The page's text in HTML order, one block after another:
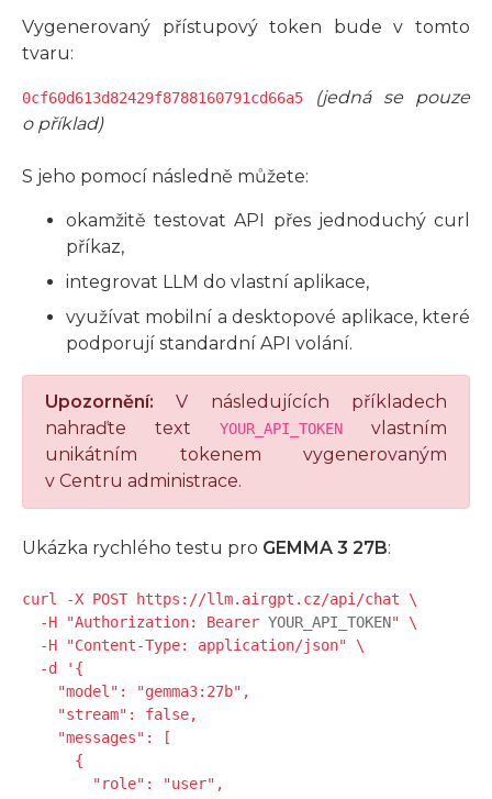
Vygenerovaný přístupový token bude v tomto
tvaru:
0cf60d613d82429f8788160791cd66a5
(jedná se pouze
o příklad)
S jeho pomocí následně můžete:
okamžitě testovat API přes jednoduchý curl
příkaz,
integrovat LLM do vlastní aplikace,
využívat mobilní a desktopové aplikace, které
podporují standardní API volání.
Upozornění: V následujících příkladech
nahraďte text YOUR_API_TOKEN vlastním
unikátním tokenem vygenerovaným
v Centru administrace.
Ukázka rychlého testu pro GEMMA 3 27B:
curl -X POST https://llm.airgpt.cz/api/chat \
  -H "Authorization: Bearer
YOUR_API_TOKEN" \
  -H "Content-Type: application/json" \
  -d '{
    "model": "gemma3:27b",
    "stream": false,
    "messages": [
      {
        "role": "user",